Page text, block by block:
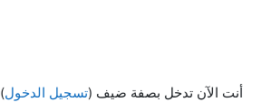
أنت الآن تدخل بصفة ضيف (تسجيل الدخول)